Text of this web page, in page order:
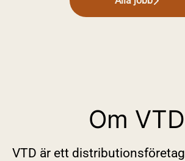
Om VTD
VTD är ett distributionsföretag